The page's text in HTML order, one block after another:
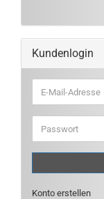
Kundenlogin
E-
Mail-
Adresse
Passwort
Konto erstellen